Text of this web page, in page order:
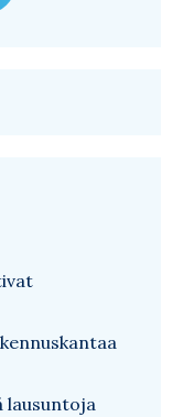
lausuntoja